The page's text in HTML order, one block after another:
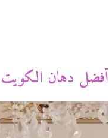
أفضل دهان الكويت 94471713